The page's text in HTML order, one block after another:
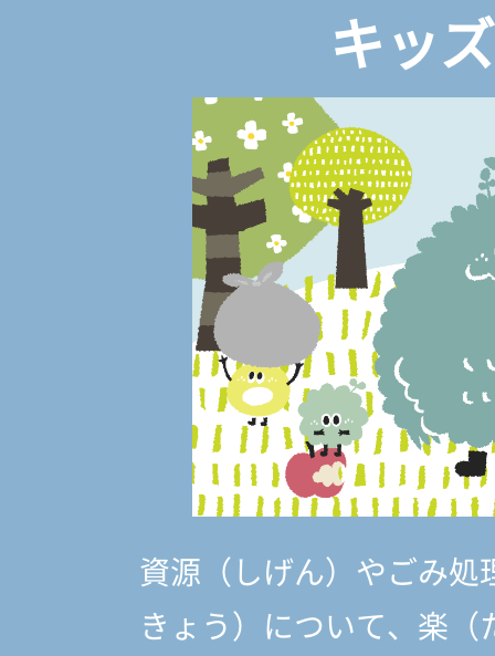
キッ
資源（しげん）やごみ
きょう） について、楽（